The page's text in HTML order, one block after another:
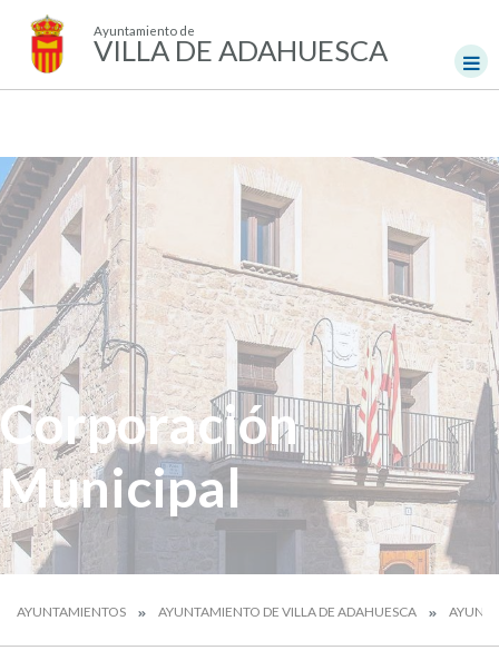
Ayuntamiento de
VILLA DE ADAHUESCA
Corporación
Municipal
AYUNTAMIENTOS AYUNTAMIENTO DE VILLA DE ADAHUESCA